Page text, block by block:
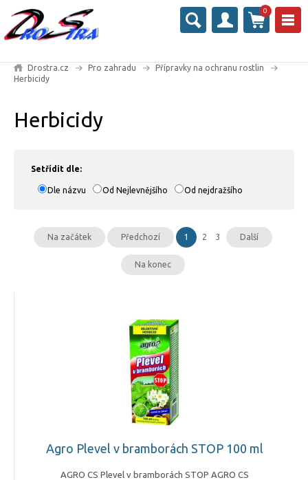
0
Drostra.cz Pro zahradu
Přípravky na ochranu rostlin
Herbicidy
Herbicidy
Setřídit dle:
Dle názvu Od Nejlevnějšího Od nejdražšího
Na začátek Předchozí 1 2 3 Další
Na konec
Agro Plevel v bramborách STOP 100 ml
AGRO CS Plevel v bramborách STOP AGRO CS